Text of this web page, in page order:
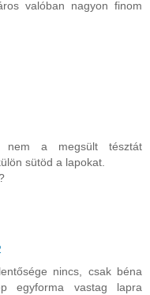
valóban nagyon finom
nem a megsült tésztát
sütöd a lapokat.
nincs, csak béna
egyforma vastag lapra